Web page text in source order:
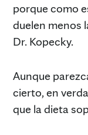
porque como
duelen menos
Dr. Kopecky.
Aunque
cierto, en
que la dieta